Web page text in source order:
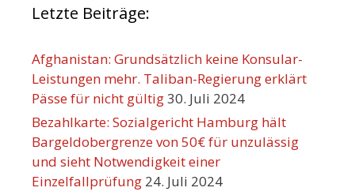
Letzte Beiträge:
Afghanistan: Grundsätzlich keine Konsular-
Leistungen mehr. Taliban-Regierung erklärt
Pässe für nicht gültig30. Juli 2024
Bezahlkarte: Sozialgericht Hamburg hält
Bargeldobergrenze von 50€ für unzulässig
und sieht Notwendigkeit einer
Einzelfallprüfung 24. Juli 2024